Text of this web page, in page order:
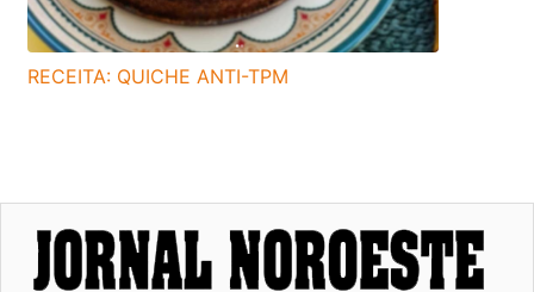
RECEITA: QUICHE ANTI-TPM